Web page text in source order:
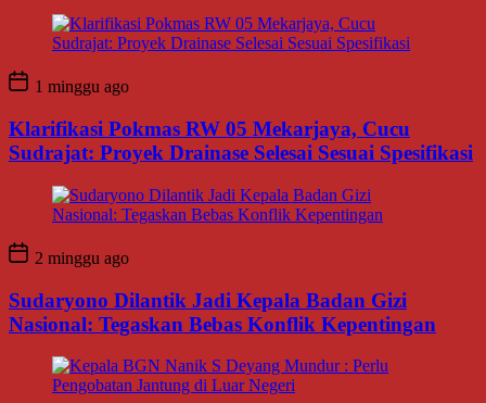
1 minggu ago
Klarifikasi Pokmas RW 05 Mekarjaya, Cucu
Sudrajat: Proyek Drainase Selesai Sesuai Spesifikasi
2 minggu ago
Sudaryono Dilantik Jadi Kepala Badan Gizi
Nasional: Tegaskan Bebas Konflik Kepentingan